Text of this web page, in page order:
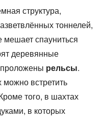
структура,
тоннелей,
спауниться
деревянные
рельсы.
встретить
того, в шахтах
в которых